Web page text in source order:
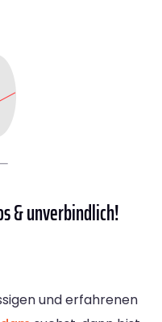
& unverbindlich!
und erfahrenen